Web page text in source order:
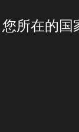
您所在的国